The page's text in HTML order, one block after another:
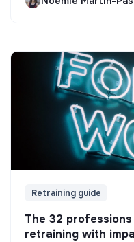
Retraining guide
The 32
retraining with